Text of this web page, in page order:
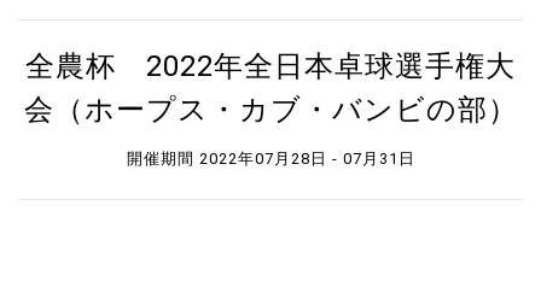
全農杯 2022年全日本卓球選手権大
会（ホープス・カブ・バンビの部）
開催期間 2022年07月28日 - 07月31日